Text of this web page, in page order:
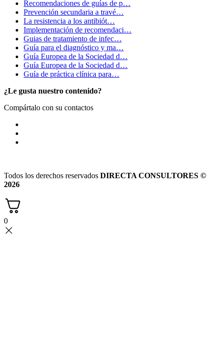
Recomendaciones de guías de p…
Prevención secundaria a travé…
La resistencia a los antibiót…
Implementación de recomendaci…
Guias de tratamiento de infec…
Guía para el diagnóstico y ma…
Guía Europea de la Sociedad d…
Guía Europea de la Sociedad d…
Guía de práctica clínica para…
¿Le gusta nuestro contenido?
Compártalo con su contactos
Todos los derechos reservados DIRECTA CONSULTORES ©
2026
0